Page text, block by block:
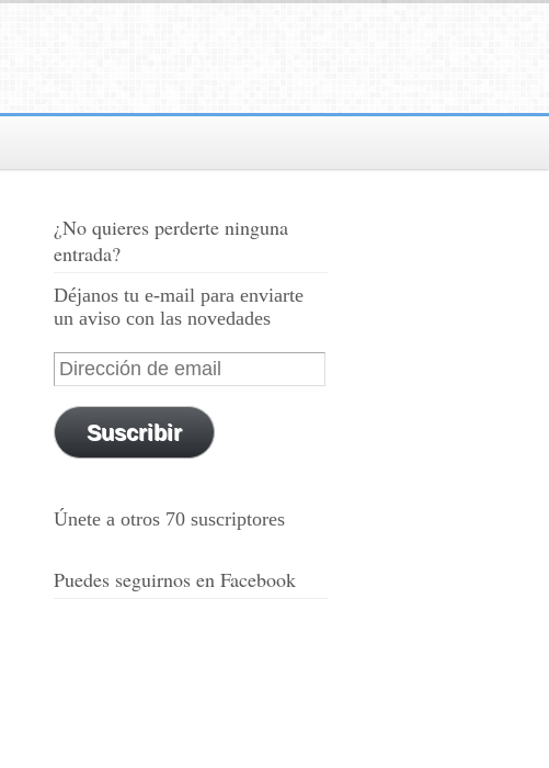
¿No quieres perderte ninguna
entrada?
Déjanos tu e-mail para enviarte
un aviso con las novedades
Suscribir
Únete a otros 70 suscriptores
Puedes seguirnos en Facebook